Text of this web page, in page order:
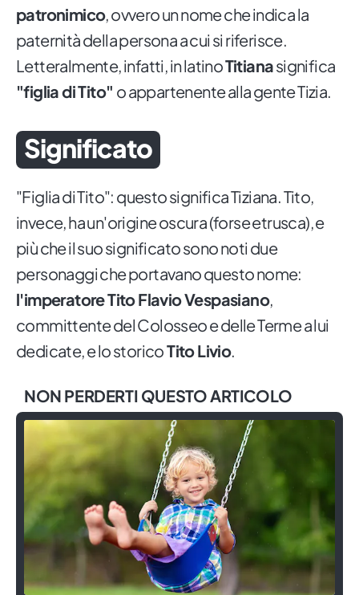
patronimico, ovvero un nome che indica la
paternità della persona a cui si riferisce.
Letteralmente, infatti, in latinoTitianasignifica
"figlia di Tito" o appartenente alla gente Tizia.
Significato
"Figlia di Tito": questo significa Tiziana. Tito,
invece, ha un'origine oscura (forse etrusca), e
più che il suo significato sono noti due
personaggi che portavano questo nome:
l'imperatore Tito Flavio Vespasiano,
committente del Colosseo e delle Terme a lui
dedicate, e lo storicoTito Livio.
NON PERDERTI QUESTO ARTICOLO